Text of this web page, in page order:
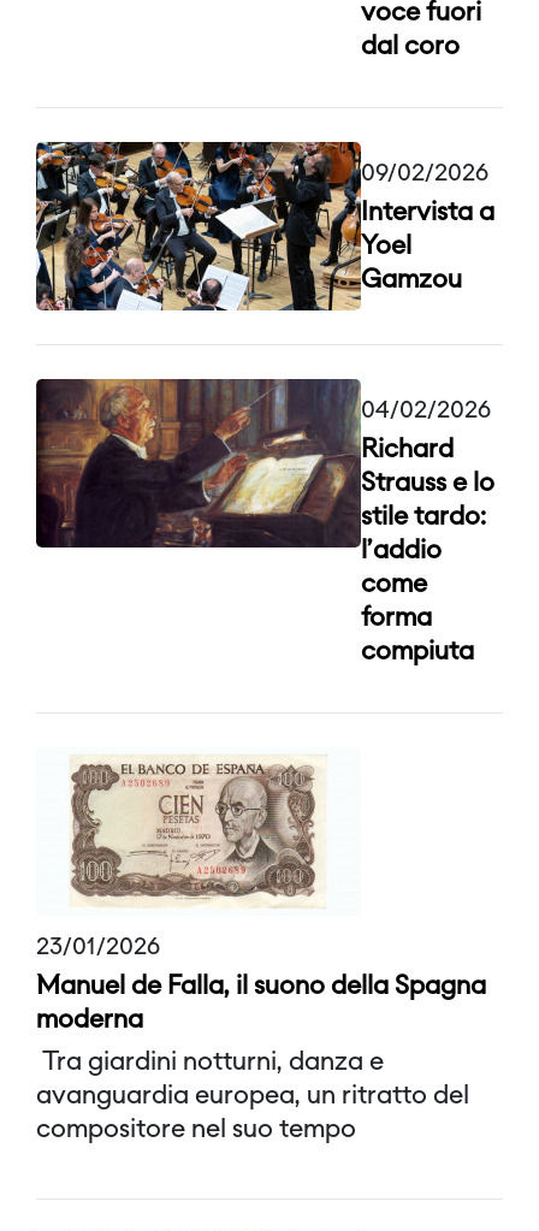
voce fuori
dal coro
09/02/2026
Intervista a
Yoel
Gamzou
04/02/2026
Richard
Strauss e lo
stile tardo:
l’addio
come
forma
compiuta
23/01/2026
Manuel de Falla, il suono della Spagna
moderna
Tra giardini notturni, danza e
avanguardia europea, un ritratto del
compositore nel suo tempo